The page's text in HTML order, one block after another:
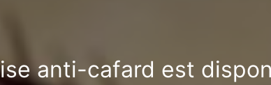
anti-cafard est